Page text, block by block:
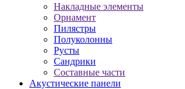
Накладные элементы
Орнамент
Пилястры
Полуколонны
Русты
Сандрики
Составные части
Акустические панели